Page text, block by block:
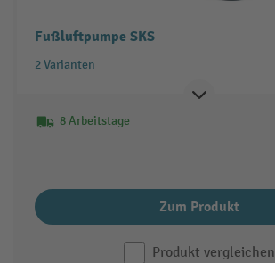
Fußluftpumpe SKS
2 Varianten
8 Arbeitstage
Zum Produkt
Produkt vergleichen